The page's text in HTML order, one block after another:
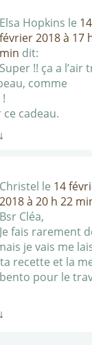
Elsa Hopkins le 14
février 2018 à 17
min dit:
Super !! ça a l’air
comme
cadeau.
↓
Christel le 14
2018 à 20 h 22
Bsr Cléa,
Je fais rarement
je vais me
recette et la
pour le
↓